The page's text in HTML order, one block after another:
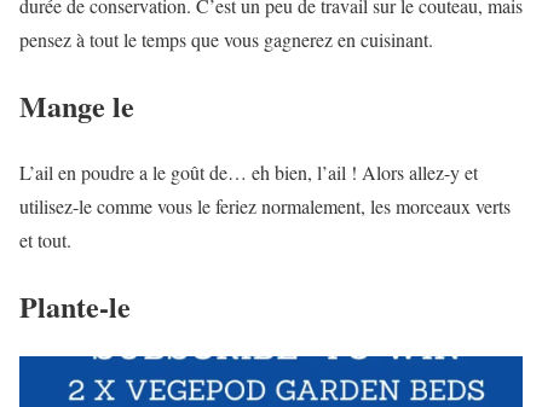
durée de conservation. C’est un peu de travail sur le couteau, mais
pensez à tout le temps que vous gagnerez en cuisinant.
Mange le
L’ail en poudre a le goût de… eh bien, l’ail ! Alors allez-y et
utilisez-le comme vous le feriez normalement, les morceaux verts
et tout.
Plante-le